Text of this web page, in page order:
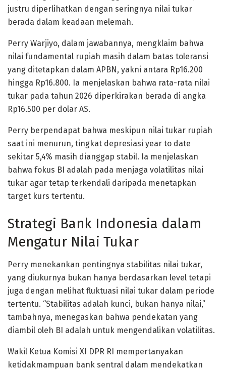
justru diperlihatkan dengan seringnya nilai tukar
berada dalam keadaan melemah.
Perry Warjiyo, dalam jawabannya, mengklaim bahwa
nilai fundamental rupiah masih dalam batas toleransi
yang ditetapkan dalam APBN, yakni antara Rp16.200
hingga Rp16.800. Ia menjelaskan bahwa rata-rata nilai
tukar pada tahun 2026 diperkirakan berada di angka
Rp16.500 per dolar AS.
Perry berpendapat bahwa meskipun nilai tukar rupiah
saat ini menurun, tingkat depresiasi year to date
sekitar 5,4% masih dianggap stabil. Ia menjelaskan
bahwa fokus BI adalah pada menjaga volatilitas nilai
tukar agar tetap terkendali daripada menetapkan
target kurs tertentu.
Strategi Bank Indonesia dalam
Mengatur Nilai Tukar
Perry menekankan pentingnya stabilitas nilai tukar,
yang diukurnya bukan hanya berdasarkan level tetapi
juga dengan melihat fluktuasi nilai tukar dalam periode
tertentu. “Stabilitas adalah kunci, bukan hanya nilai,”
tambahnya, menegaskan bahwa pendekatan yang
diambil oleh BI adalah untuk mengendalikan volatilitas.
Wakil Ketua Komisi XI DPR RI mempertanyakan
ketidakmampuan bank sentral dalam mendekatkan